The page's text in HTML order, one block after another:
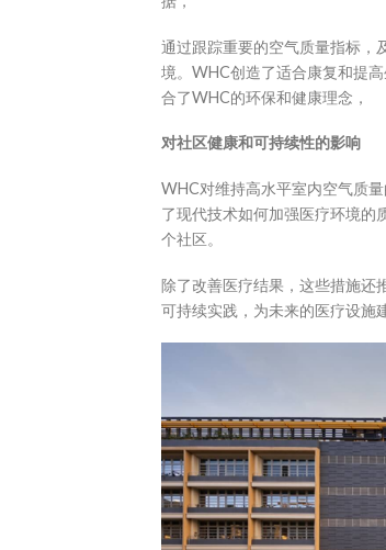
通过跟踪重要的空气质量指标，
境。WHC创造了适合康复和提
合了WHC的环保和健康理念，
对社区健康和可持续性的影响
WHC对维持高水平室内空气质
了现代技术如何加强医疗环境的
个社区。
除了改善医疗结果，这些措施还
可持续实践，为未来的医疗设施